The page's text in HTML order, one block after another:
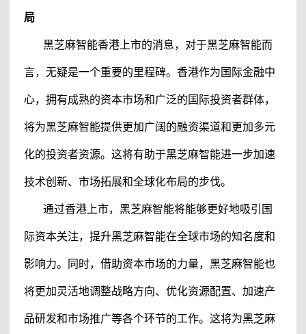
局
黑芝麻智能香港上市的消息，对于黑芝麻智能而
言，无疑是一个重要的里程碑。香港作为国际金融中
心，拥有成熟的资本市场和广泛的国际投资者群体，
将为黑芝麻智能提供更加广阔的融资渠道和更加多元
化的投资者资源。这将有助于黑芝麻智能进一步加速
技术创新、市场拓展和全球化布局的步伐。
通过香港上市， 黑芝麻智能将能够更好地吸引国
际资本关注，提升黑芝麻智能在全球市场的知名度和
影响力。同时，借助资本市场的力量， 黑芝麻智能也
将更加灵活地调整战略方向、优化资源配置、加速产
品研发和市场推广等各个环节的工作。这将为黑芝麻